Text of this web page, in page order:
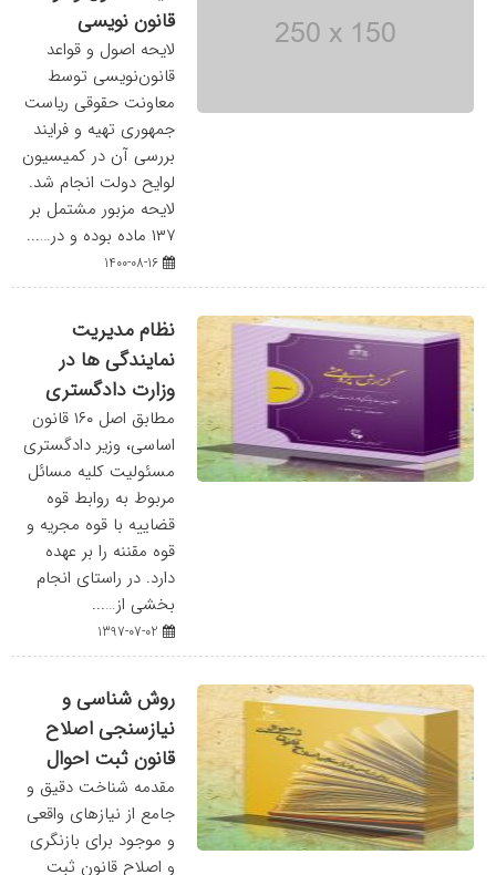
قانون نویسی
لایحه اصول و قواعد
قانون‌نویسی توسط
معاونت حقوقی ریاست
جمهوری تهیه و فرایند
بررسی آن در کمیسیون
لوایح دولت انجام شد.
لایحه مزبور مشتمل بر
۱۳۷ ماده بوده و در…...
نظام مدیریت
نمایندگی ها در
وزارت دادگستری
مطابق اصل ۱۶۰ قانون
اساسی، وزیر دادگستری
مسئولیت کلیه مسائل
مربوط به روابط قوه
قضاییه با قوه مجریه و
قوه مقننه را بر عهده
دارد. در راستای انجام
بخشی از…...
روش شناسی و
نیازسنجی اصلاح
قانون ثبت احوال
مقدمه شناخت دقیق و
جامع از نیازهای واقعی
و موجود برای بازنگری
و اصلاح قانون ثبت